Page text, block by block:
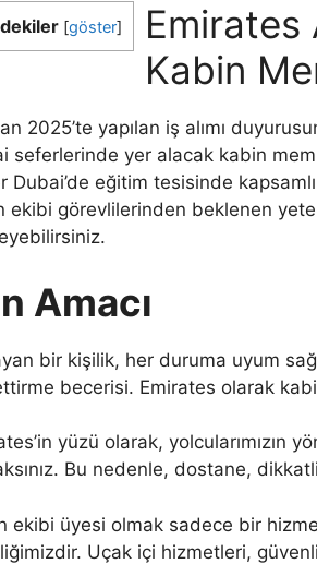
[göster]
Emirates
Kabin
2025’te yapılan iş alımı
seferlerinde yer alacak kabin
Dubai’de eğitim tesisinde
ekibi görevlilerinden beklenen
Amacı
bir kişilik, her duruma uyum
becerisi. Emirates olarak
yüzü olarak, yolcularımızın
Bu nedenle, dostane,
ekibi üyesi olmak sadece bir
Uçak içi hizmetleri,